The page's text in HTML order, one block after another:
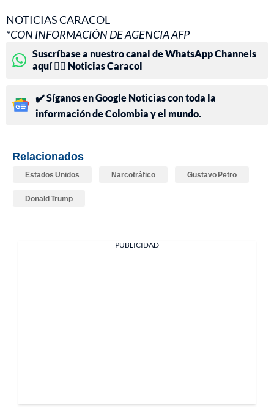
NOTICIAS CARACOL
*CON INFORMACIÓN DE AGENCIA AFP
Suscríbase a nuestro canal de WhatsApp Channels
aquí 👉🏻 Noticias Caracol
✔️ Síganos en Google Noticias con toda la
información de Colombia y el mundo.
Relacionados
Estados Unidos Narcotráfico Gustavo Petro
Donald Trump
PUBLICIDAD